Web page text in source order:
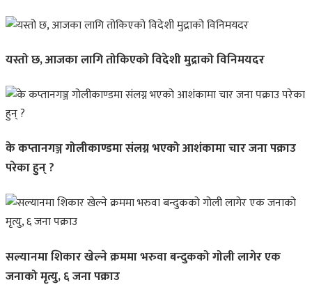
यस्तो छ, आजका लागि तोकिएको विदेशी मुद्राको विनिमयदर
के कप्तानगञ्ज गोलीकाण्डमा संलग्न भएको आशंकामा चार जना पक्राउ
परेका हुन् ?
सल्यानमा शिकार खेल्ने क्रममा भरुवा बन्दुकको गोली लागेर एक
जनाको मृत्यु, ६ जना पक्राउ